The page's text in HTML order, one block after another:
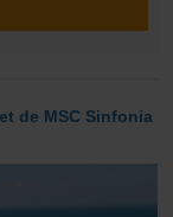
de MSC Sinfonia